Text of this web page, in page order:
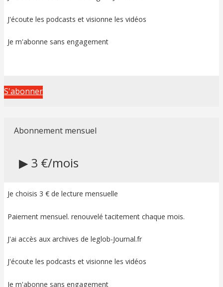
J'écoute les podcasts et visionne les vidéos
Je m'abonne sans engagement
S'abonner
Abonnement mensuel
▶ 3 €/mois
Je choisis 3 € de lecture mensuelle
Paiement mensuel. renouvelé tacitement chaque mois.
J'ai accès aux archives de leglob-Journal.fr
J'écoute les podcasts et visionne les vidéos
Je m'abonne sans engagement